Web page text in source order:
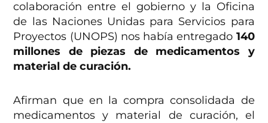
colaboración entre el gobierno y la Oficina
de las Naciones Unidas para Servicios para
Proyectos (UNOPS) nos había entregado 140
millones de piezas de medicamentos y
material de curación.
Afirman que en la compra consolidada de
medicamentos y material de curación, el